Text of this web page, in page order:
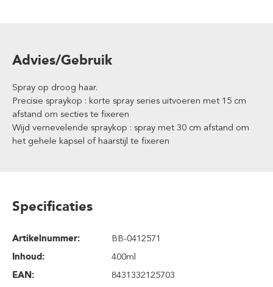
Advies/Gebruik
Spray op droog haar.
Precisie spraykop : korte spray series uitvoeren met 15 cm
afstand om secties te fixeren
Wijd vernevelende spraykop : spray met 30 cm afstand om
het gehele kapsel of haarstijl te fixeren
Specificaties
Artikelnummer:
BB-0412571
Inhoud:
400ml
EAN:
8431332125703